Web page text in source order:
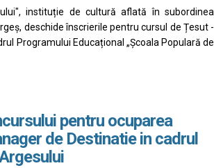
instituție de cultură aflată în subordinea
deschide înscrierile pentru cursul de Țesut -
Programului Educațional „Școala Populară de
pentru ocuparea
de Destinatie in cadrul